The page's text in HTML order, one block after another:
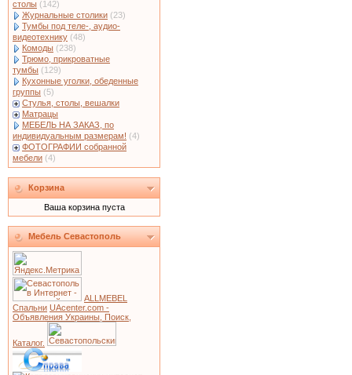
столы (142)
Журнальные столики (23)
Тумбы под теле-, аудио-
видеотехнику (48)
Комоды (238)
Трюмо, прикроватные
тумбы (129)
Кухонные уголки, обеденные
группы (5)
Стулья, столы, вешалки
Матрацы
МЕБЕЛЬ НА ЗАКАЗ, по
индивидуальным размерам! (4)
ФОТОГРАФИИ собранной
мебели (4)
Корзина
Ваша корзина пуста
Мебель Севастополь
ALLMEBEL
Спальни UAcenter.com -
Объявления Украины, Поиск,
Каталог.